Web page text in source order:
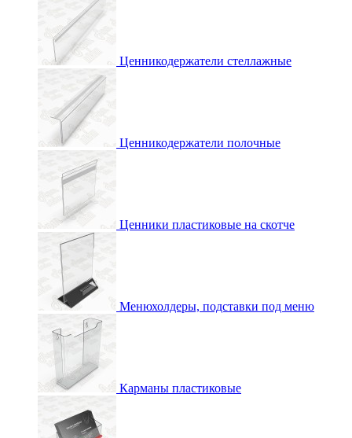
Ценникодержатели стеллажные
Ценникодержатели полочные
Ценники пластиковые на скотче
Менюхолдеры, подставки под меню
Карманы пластиковые